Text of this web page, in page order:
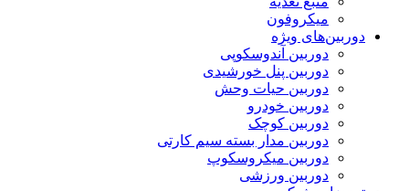
میکروفون
دوربین‌های ویژه
دوربین آندوسکوپی
دوربین پنل خورشیدی
دوربین حیات وحش
دوربین خودرو
دوربین کوچک
دوربین مدار بسته سیم کارتی
دوربین میکروسکوپ
دوربین ورزشی